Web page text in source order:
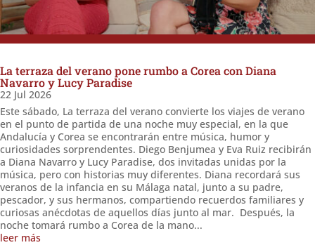
La terraza del verano pone rumbo a Corea con Diana
Navarro y Lucy Paradise
22 Jul 2026
Este sábado, La terraza del verano convierte los viajes de verano
en el punto de partida de una noche muy especial, en la que
Andalucía y Corea se encontrarán entre música, humor y
curiosidades sorprendentes. Diego Benjumea y Eva Ruiz recibirán
a Diana Navarro y Lucy Paradise, dos invitadas unidas por la
música, pero con historias muy diferentes. Diana recordará sus
veranos de la infancia en su Málaga natal, junto a su padre,
pescador, y sus hermanos, compartiendo recuerdos familiares y
curiosas anécdotas de aquellos días junto al mar. Después, la
noche tomará rumbo a Corea de la mano...
leer más